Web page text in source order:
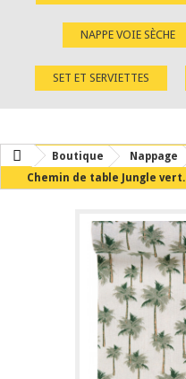
NAPPE VOIE SÈCHE
SET ET SERVIETTES
Boutique Nappage
Chemin de table Jungle vert.